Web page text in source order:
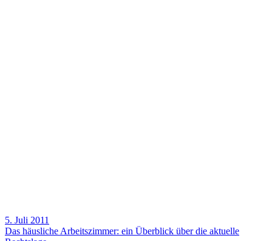
5. Juli 2011
Das häus­liche Arbeits­zimmer: ein Über­blick über die aktu­elle